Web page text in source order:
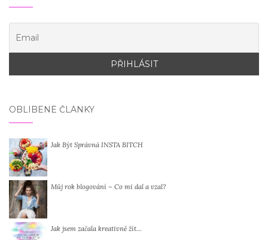
OBLÍBENÉ ČLÁNKY
Jak Být Správná INSTA BITCH
Můj rok blogování – Co mi dal a vzal?
Jak jsem začala kreativně žít…